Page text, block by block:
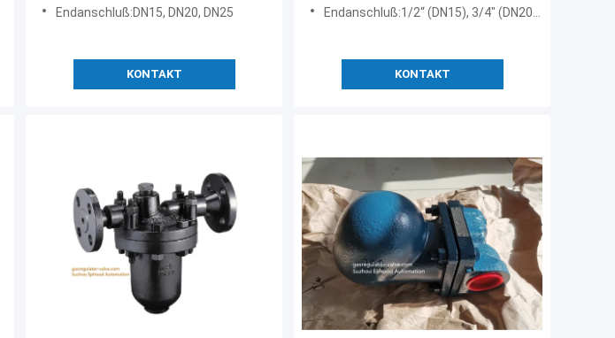
Endanschluß:DN15, DN20, DN25
KONTAKT
Endanschluß:1/2“ (DN15), 3/4" (DN20), 1" (DN25)
KONTAKT